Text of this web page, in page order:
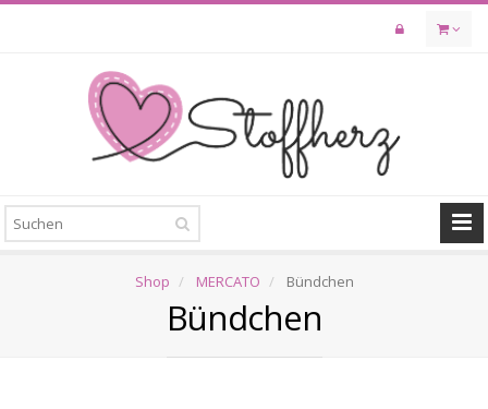
Skip
Shop MERCATO Bündchen
Bündchen